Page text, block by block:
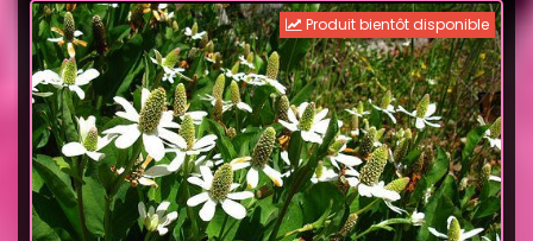
Produit bientôt disponible